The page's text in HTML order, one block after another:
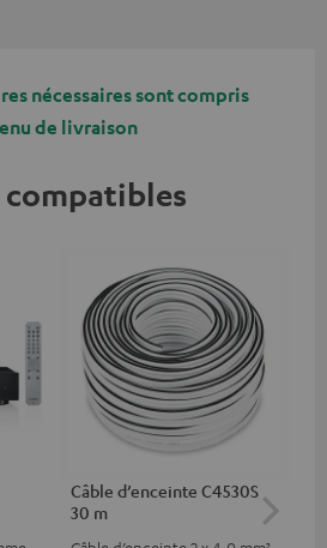
nécessaires sont compris
de livraison
compatibles
Câble d’enceinte C4530S
30 m